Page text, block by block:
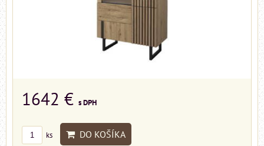
1642 € s DPH
ks DO KOŠÍKA